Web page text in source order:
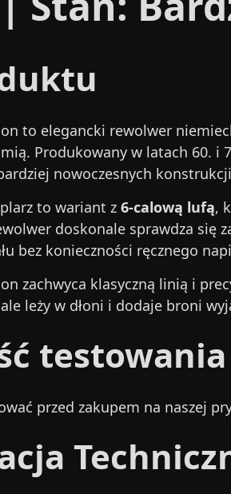
to elegancki rewolwer
Produkowany w latach 60. i
nowoczesnych
to wariant z 6-calową lufą,
doskonale sprawdza się
bez konieczności ręcznego
zachwyca klasyczną linią i
leży w dłoni i dodaje broni
testowania
przed zakupem na naszej